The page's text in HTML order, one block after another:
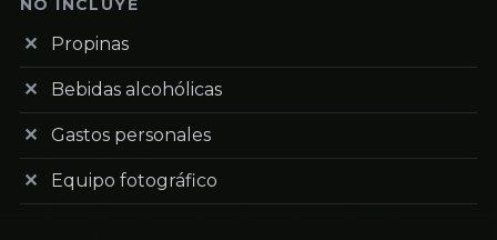
NO INCLUYE
Propinas
Bebidas alcohólicas
Gastos personales
Equipo fotográfico